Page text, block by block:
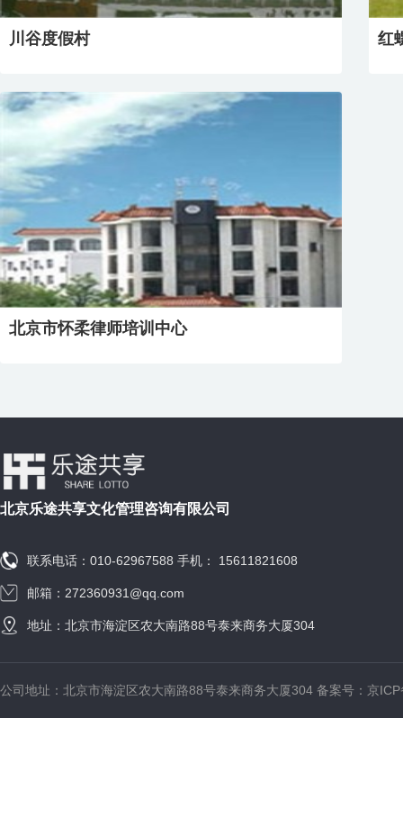
川谷度假村 红
北京市怀柔律师培训中心
北京乐途共享文化管理咨询有限公司
联系电话：010-62967588 手机： 15611821608
邮箱：272360931@qq.com
地址：北京市海淀区农大南路88号泰来商务大厦304
公司地址：北京市海淀区农大南路88号泰来商务大厦304 备案号： 京